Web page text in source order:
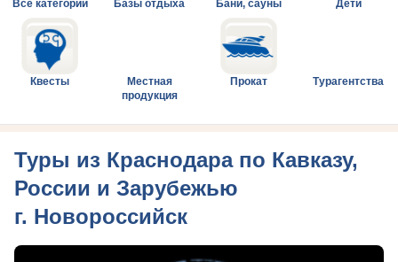
Все категории Базы отдыха Бани, сауны Дети
Квесты
Местная
продукция
Прокат Турагентства
Туры из Краснодара по Кавказу,
России и Зарубежью
г. Новороссийск